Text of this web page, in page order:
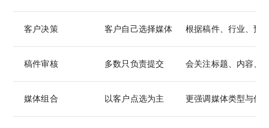
客户决策 客户自己选择媒体 根据稿件、行业、预
稿件审核 多数只负责提交 会关注标题、内容、
媒体组合 以客户点选为主 更强调媒体类型与传